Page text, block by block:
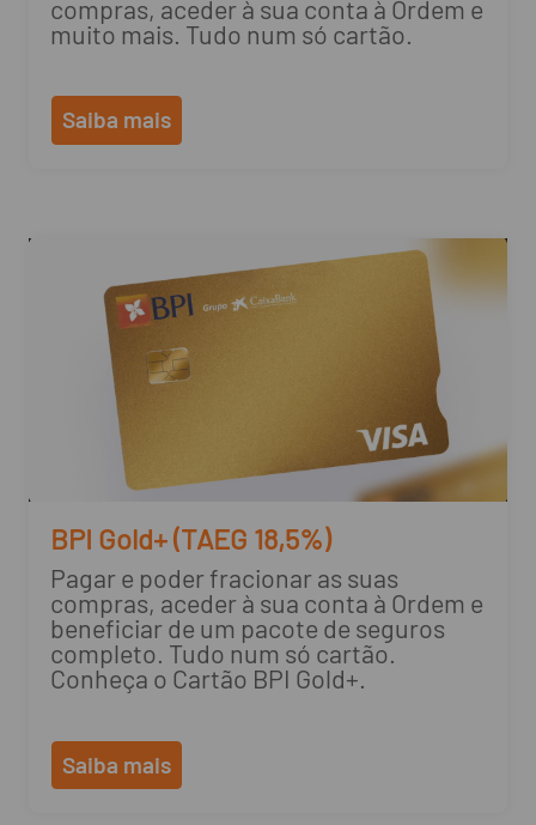
compras, aceder à sua conta à Ordem e
muito mais. Tudo num só cartão.
Saiba mais
BPI Gold+ (TAEG 18,5%)
Pagar e poder fracionar as suas
compras, aceder à sua conta à Ordem e
beneficiar de um pacote de seguros
completo. Tudo num só cartão.
Conheça o Cartão BPI Gold+.
Saiba mais